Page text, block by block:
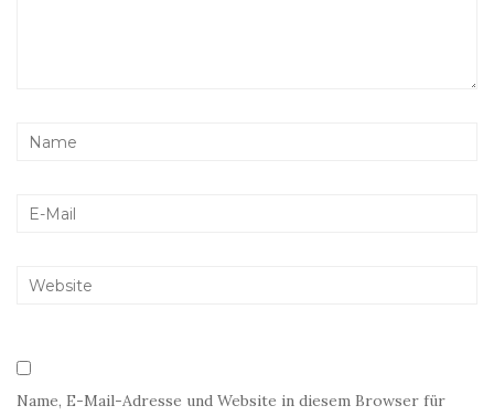
Name, E-Mail-Adresse und Website in diesem Browser für